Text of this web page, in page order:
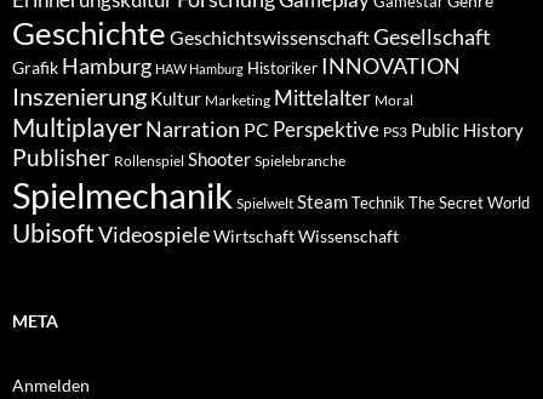
Geschichte GeschichtswissenschaftGesellschaft
Grafik Hamburg HAW Hamburg Historiker INNOVATION
Inszenierung Kultur Marketing Mittelalter Moral
MultiplayerNarration PC Perspektive PS3 Public History
Publisher Rollenspiel Shooter Spielebranche
Spielmechanik Spielwelt Steam Technik The Secret World
UbisoftVideospieleWirtschaftWissenschaft
META
Anmelden